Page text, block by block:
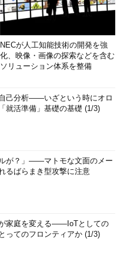
NECが人工知能技術の開発を強
化、映像・画像の探索などを含む
ソリューション体系を整備
己分析――いざという時にオロ
就活準備」基礎の基礎 (1/3)
ルが？」――マトモな文面のメー
るばらまき型攻撃に注意
家庭を変える――IoTとしての
ってのフロンティアか (1/3)